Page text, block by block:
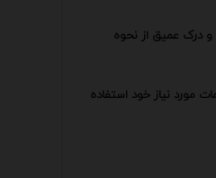
و درک عمیق از نحوه
مورد نیاز خود استفاده